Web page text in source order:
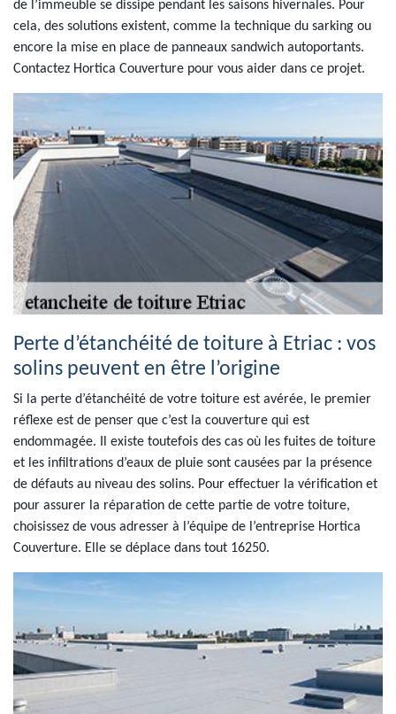
de l’immeuble se dissipe pendant les saisons hivernales. Pour
cela, des solutions existent, comme la technique du sarking ou
encore la mise en place de panneaux sandwich autoportants.
Contactez Hortica Couverture pour vous aider dans ce projet.
Perte d’étanchéité de toiture à Etriac : vos
solins peuvent en être l’origine
Si la perte d’étanchéité de votre toiture est avérée, le premier
réflexe est de penser que c’est la couverture qui est
endommagée. Il existe toutefois des cas où les fuites de toiture
et les infiltrations d’eaux de pluie sont causées par la présence
de défauts au niveau des solins. Pour effectuer la vérification et
pour assurer la réparation de cette partie de votre toiture,
choisissez de vous adresser à l’équipe de l’entreprise Hortica
Couverture. Elle se déplace dans tout 16250.